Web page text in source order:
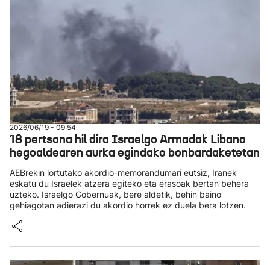
2026/06/19 - 09:54
18 pertsona hil dira Israelgo Armadak Libano
hegoaldearen aurka egindako bonbardaketetan
AEBrekin lortutako akordio-memorandumari eutsiz, Iranek
eskatu du Israelek atzera egiteko eta erasoak bertan behera
uzteko. Israelgo Gobernuak, bere aldetik, behin baino
gehiagotan adierazi du akordio horrek ez duela bera lotzen.